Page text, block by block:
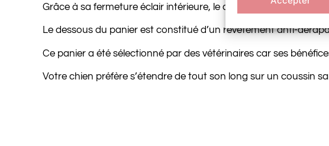
Grâce à sa fermeture éclair intérieure, le coussin et les rebords
Le dessous du panier est constitué d’un revêtement anti-
Ce panier a été sélectionné par des vétérinaires car ses
Votre chien préfère s’étendre de tout son long sur un coussin